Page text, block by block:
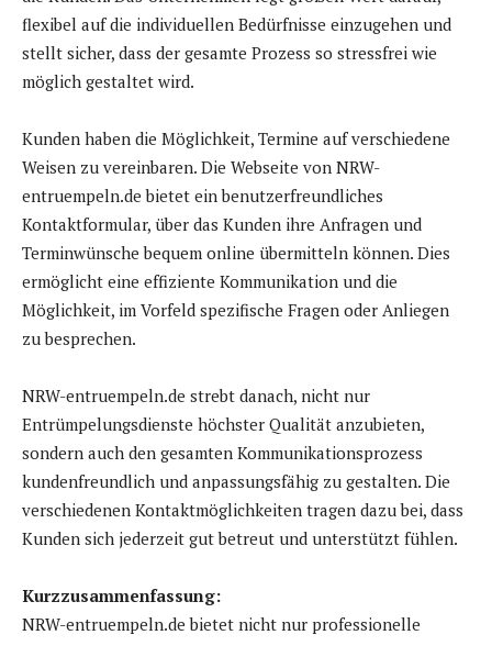
flexibel auf die individuellen Bedürfnisse einzugehen und
stellt sicher, dass der gesamte Prozess so stressfrei wie
möglich gestaltet wird.
Kunden haben die Möglichkeit, Termine auf verschiedene
Weisen zu vereinbaren. Die Webseite von NRW-
entruempeln.de bietet ein benutzerfreundliches
Kontaktformular, über das Kunden ihre Anfragen und
Terminwünsche bequem online übermitteln können. Dies
ermöglicht eine effiziente Kommunikation und die
Möglichkeit, im Vorfeld spezifische Fragen oder Anliegen
zu besprechen.
NRW-entruempeln.de strebt danach, nicht nur
Entrümpelungsdienste höchster Qualität anzubieten,
sondern auch den gesamten Kommunikationsprozess
kundenfreundlich und anpassungsfähig zu gestalten. Die
verschiedenen Kontaktmöglichkeiten tragen dazu bei, dass
Kunden sich jederzeit gut betreut und unterstützt fühlen.
Kurzzusammenfassung:
NRW-entruempeln.de bietet nicht nur professionelle